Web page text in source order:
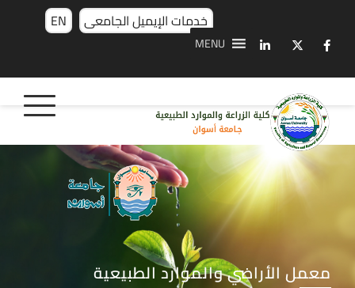
EN خدمات الإيميل الجامعى
MENU
معمل الأراضي والموارد الطبيعية